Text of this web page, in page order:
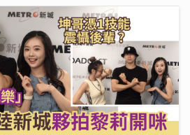
劇組每日畀足八小時休息 潘燦良
感觸